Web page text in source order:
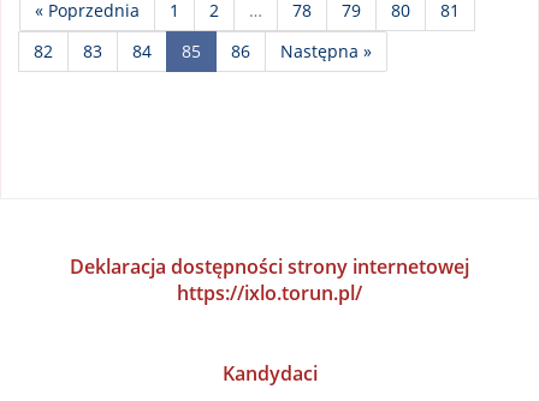
« Poprzednia 1 2 … 78 79 80
81
82
83 84 85 86 Następna »
Deklaracja dostępności strony internetowej
https://ixlo.torun.pl/
Kandydaci